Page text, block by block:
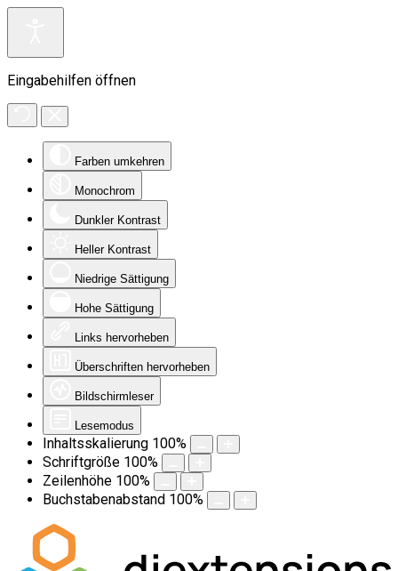
Eingabehilfen öffnen
Farben umkehren
Monochrom
Dunkler Kontrast
Heller Kontrast
Niedrige Sättigung
Hohe Sättigung
Links hervorheben
Überschriften hervorheben
Bildschirmleser
Lesemodus
Inhaltsskalierung 100%
Schriftgröße 100%
Zeilenhöhe 100%
Buchstabenabstand 100%